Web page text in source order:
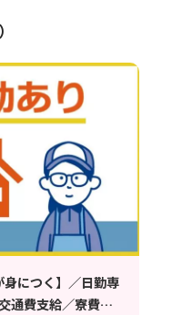
につく】／日勤専
通費支給／寮費補